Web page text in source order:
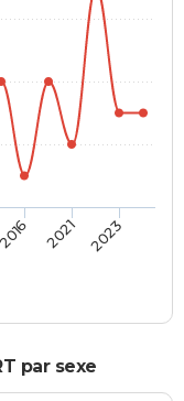
2016 2021 2023
par sexe